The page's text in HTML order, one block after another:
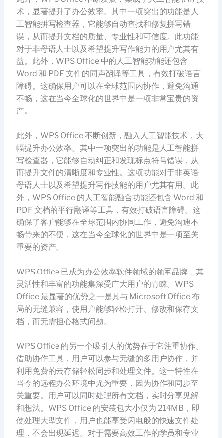
术，显著提升了办公效率。其中一项突出的功能是人
工智能拼写检查器，它能够自动查找和修复拼写错
误，从而提升文档的质量、专业性和可信度。此功能
对于非母语人士以及希望提升写作能力的用户尤其有
益。此外，WPS Office 中的人工智能功能还包含
Word 和 PDF 文件的同声翻译等工具，有效打破语言
障碍。这确保用户可以在全球范围内协作，避免沟通
不畅，这在当今全球化的世界中是一项非常宝贵的资
产。
此外，WPS Office 不断创新，融入人工智能技术，大
幅提升办公效率。其中一项突出的功能是人工智能拼
写检查器，它能够自动纠正和发现标点符号错误，从
而提升文件的清晰度和专业性。这项功能对于非英语
母语人士以及希望提升写作技能的用户尤其有用。此
外，WPS Office 的人工智能融合功能还包含 Word 和
PDF 文档的平行翻译等工具，有效打破语言障碍。这
确保了客户能够在全球范围内协同工作，避免沟通不
畅带来的不便，这在当今全球化的世界中是一项至关
重要的资产。
WPS Office 已成为办公效率软件领域的领军品牌，其
灵活性和丰富的功能集深受广大用户的青睐。WPS
Office 最显著的优势之一是其与 Microsoft Office 布
局的无缝兼容，使用户能够轻松打开、修改和保存文
档，而无需担心格式问题。
WPS Office 的另一个吸引人的优势在于它注重协作。
借助协作工具，用户可以参与无缝的多用户协作，并
利用免费的云存储轻松同步和处理文件。这一特性在
当今的远程办公环境中尤为重要，因为协作和同步至
关重要。用户可以同时处理所有文档，实时分享见解
和想法。WPS Office 的安装包大小仅为 214MB，即
使处理大型文件，用户也能享受闪电般的快速文件处
理，不会出现延迟。对于需要高效工作的学员和专业